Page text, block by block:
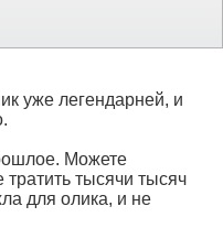
уже легендарней, и
Можете
тратить тысячи тысяч
для олика, и не